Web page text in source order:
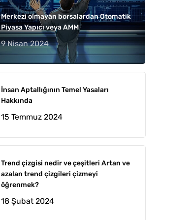
Merkezi olmayan borsalardan Otomatik
Piyasa Yapıcı veya AMM
9 Nisan 2024
İnsan Aptallığının Temel Yasaları
Hakkında
15 Temmuz 2024
Trend çizgisi nedir ve çeşitleri Artan ve
azalan trend çizgileri çizmeyi
öğrenmek?
18 Şubat 2024